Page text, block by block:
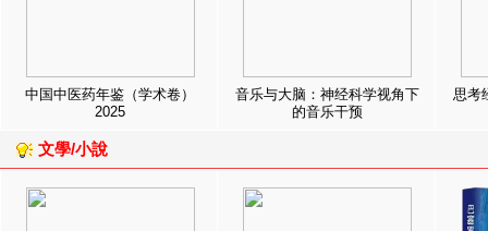
中国中医药年鉴（学术卷）
2025
音乐与大脑：神经科学视角下
的音乐干预
思考
文學/小說